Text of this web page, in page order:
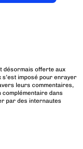
désormais offerte aux
s’est imposé pour enrayer
leurs commentaires,
dans
par des internautes